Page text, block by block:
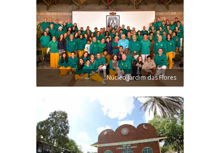
Núcleo Jardim das Flores